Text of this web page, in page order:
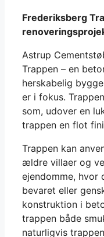
Frederiksberg
Astrup
Trappen – en
herskabelig
er i fokus.
som, udover en
trappen en flot
Trappen kan
ældre villaer og
ejendomme, hvor
bevaret eller
konstruktion i
trappen både
naturligvis